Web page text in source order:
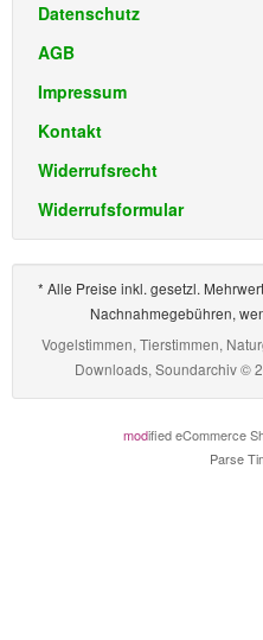
Datenschutz
AGB
Impressum
Kontakt
Widerrufsrecht
Widerrufsformular
* Alle Preise inkl. gesetzl.
Nachnahmegebühren,
Vogelstimmen, Tierstimmen,
Downloads, Soundarchiv ©
modified eCommerce
Parse